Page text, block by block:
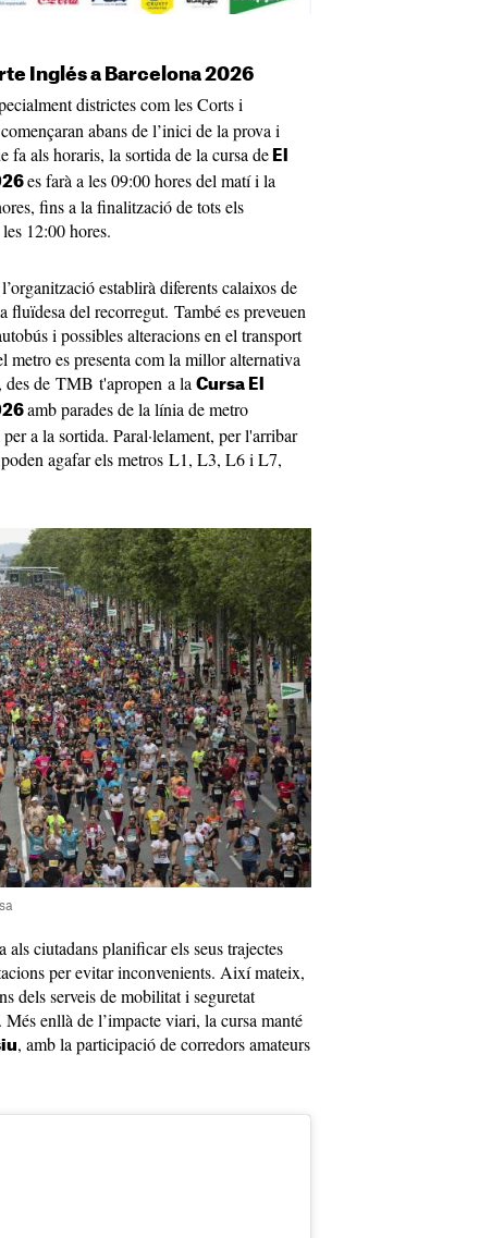
Inglés a Barcelona 2026
districtes com les Corts i
abans de l’inici de la prova i
fa als horaris, la sortida de la cursa de El
es farà a les 09:00 hores del matí i la
fins a la finalització de tots els
12:00 hores.
establirà diferents calaixos de
fluïdesa del recorregut. També es preveuen
i possibles alteracions en el transport
metro es presenta com la millor alternativa
des de TMB t'apropen a la Cursa El
amb parades de la línia de metro
a la sortida. Paral·lelament, per l'arribar
agafar els metros L1, L3, L6 i L7,
als ciutadans planificar els seus trajectes
per evitar inconvenients. Així mateix,
dels serveis de mobilitat i seguretat
Més enllà de l’impacte viari, la cursa manté
, amb la participació de corredors amateurs